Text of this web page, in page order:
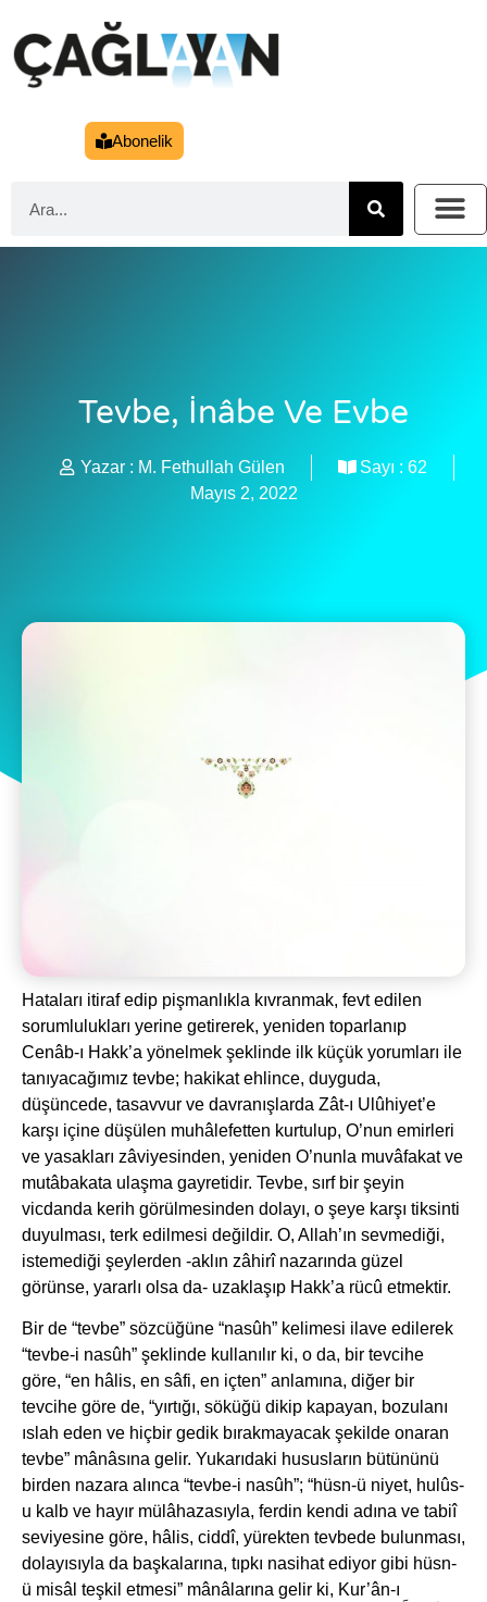
Abonelik
Tevbe, İnâbe Ve Evbe
Yazar : M. Fethullah Gülen Sayı : 62
Mayıs 2, 2022
Hataları itiraf edip pişmanlıkla kıvranmak, fevt edilen
sorumlulukları yerine getirerek, yeniden toparlanıp
Cenâb-ı Hakk’a yönelmek şeklinde ilk küçük yorumları ile
tanıyacağımız tevbe; hakikat ehlince, duyguda,
düşüncede, tasavvur ve davranışlarda Zât-ı Ulûhiyet’e
karşı içine düşülen muhâlefetten kurtulup, O’nun emirleri
ve yasakları zâviyesinden, yeniden O’nunla muvâfakat ve
mutâbakata ulaşma gayretidir. Tevbe, sırf bir şeyin
vicdanda kerih görülmesinden dolayı, o şeye karşı tiksinti
duyulması, terk edilmesi değildir. O, Allah’ın sevmediği,
istemediği şeylerden -aklın zâhirî nazarında güzel
görünse, yararlı olsa da- uzaklaşıp Hakk’a rücû etmektir.
Bir de “tevbe” sözcüğüne “nasûh” kelimesi ilave edilerek
“tevbe-i nasûh” şeklinde kullanılır ki, o da, bir tevcihe
göre, “en hâlis, en sâfi, en içten” anlamına, diğer bir
tevcihe göre de, “yırtığı, söküğü dikip kapayan, bozulanı
ıslah eden ve hiçbir gedik bırakmayacak şekilde onaran
tevbe” mânâsına gelir. Yukarıdaki hususların bütününü
birden nazara alınca “tevbe-i nasûh”; “hüsn-ü niyet, hulûs-
u kalb ve hayır mülâhazasıyla, ferdin kendi adına ve tabiî
seviyesine göre, hâlis, ciddî, yürekten tevbede bulunması,
dolayısıyla da başkalarına, tıpkı nasihat ediyor gibi hüsn-
ü misâl teşkil etmesi” mânâlarına gelir ki, Kur’ân-ı